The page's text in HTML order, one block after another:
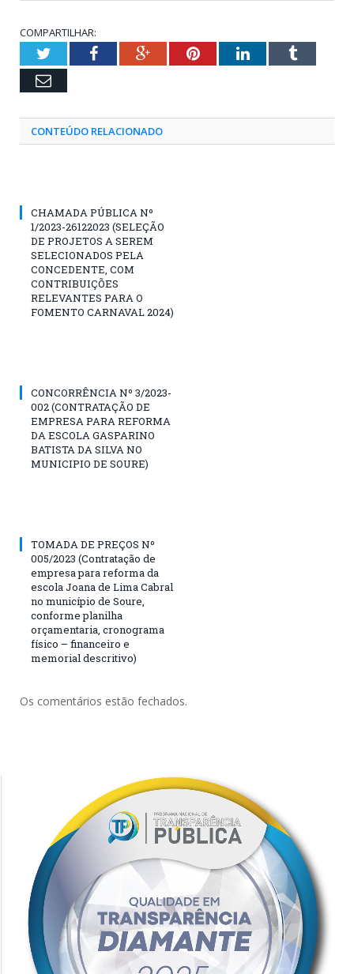
COMPARTILHAR:
TwitterFacebookGoogle+PinterestLinkedInTumblr
Email
CONTEÚDO RELACIONADO
CHAMADA PÚBLICA Nº
1/2023-26122023 (SELEÇÃO
DE PROJETOS A SEREM
SELECIONADOS PELA
CONCEDENTE, COM
CONTRIBUIÇÕES
RELEVANTES PARA O
FOMENTO CARNAVAL 2024)
CONCORRÊNCIA Nº 3/2023-
002 (CONTRATAÇÃO DE
EMPRESA PARA REFORMA
DA ESCOLA GASPARINO
BATISTA DA SILVA NO
MUNICIPIO DE SOURE)
TOMADA DE PREÇOS Nº
005/2023 (Contratação de
empresa para reforma da
escola Joana de Lima Cabral
no município de Soure,
conforme planilha
orçamentaria, cronograma
físico – financeiro e
memorial descritivo)
Os comentários estão fechados.